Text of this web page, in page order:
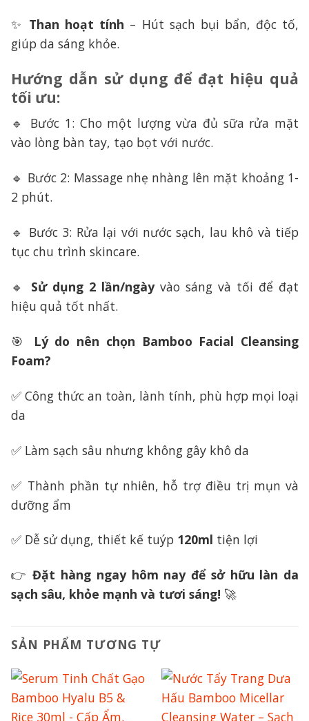
✨ Than hoạt tính – Hút sạch bụi bẩn, độc tố,
giúp da sáng khỏe.
Hướng dẫn sử dụng để đạt hiệu quả
tối ưu:
🔹 Bước 1: Cho một lượng vừa đủ sữa rửa mặt
vào lòng bàn tay, tạo bọt với nước.
🔹 Bước 2: Massage nhẹ nhàng lên mặt khoảng 1-
2 phút.
🔹 Bước 3: Rửa lại với nước sạch, lau khô và tiếp
tục chu trình skincare.
🔹 Sử dụng 2 lần/ngàyvào sáng và tối để đạt
hiệu quả tốt nhất.
🎯
Lý do nên chọn Bamboo Facial Cleansing
Foam?
✅ Công thức an toàn, lành tính, phù hợp mọi loại
da
✅ Làm sạch sâu nhưng không gây khô da
✅ Thành phần tự nhiên, hỗ trợ điều trị mụn và
dưỡng ẩm
✅ Dễ sử dụng, thiết kế tuýp 120ml tiện lợi
👉Đặt hàng ngay hôm nay để sở hữu làn da
sạch sâu, khỏe mạnh và tươi sáng! 🚀
SẢN PHẨM TƯƠNG TỰ